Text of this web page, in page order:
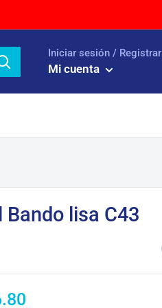
Iniciar sesión / Registrar
Mi cuenta
lisa C43